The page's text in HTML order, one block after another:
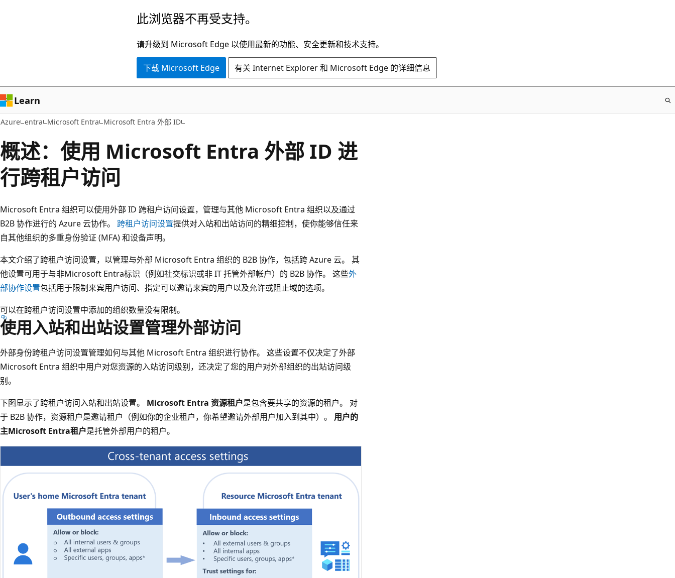
容
此浏览器不再受支持。
请升级到 Microsoft Edge 以使用最新的功能、安全更新和技术支持。
下载 Microsoft Edge 有关 Internet Explorer 和 Microsoft Edge 的详细信息
Learn
Azure entra Microsoft Entra Microsoft Entra 外部 ID
概述：使用 Microsoft Entra 外部 ID 进
行跨租户访问
Microsoft Entra 组织可以使用外部 ID 跨租户访问设置，管理与其他 Microsoft Entra 组织以及通过
B2B 协作进行的 Azure 云协作。 跨租户访问设置提供对入站和出站访问的精细控制，使你能够信任来
自其他组织的多重身份验证 (MFA) 和设备声明。
本文介绍了跨租户访问设置，以管理与外部 Microsoft Entra 组织的 B2B 协作，包括跨 Azure 云。 其
他设置可用于与非Microsoft Entra标识（例如社交标识或非 IT 托管外部帐户）的 B2B 协作。 这些外
部协作设置包括用于限制来宾用户访问、指定可以邀请来宾的用户以及允许或阻止域的选项。
可以在跨租户访问设置中添加的组织数量没有限制。
使用入站和出站设置管理外部访问
外部身份跨租户访问设置管理如何与其他 Microsoft Entra 组织进行协作。 这些设置不仅决定了外部
Microsoft Entra 组织中用户对您资源的入站访问级别，还决定了您的用户对外部组织的出站访问级
别。
下图显示了跨租户访问入站和出站设置。 Microsoft Entra 资源租户是包含要共享的资源的租户。 对
于 B2B 协作，资源租户是邀请租户（例如你的企业租户，你希望邀请外部用户加入到其中）。 用户的
主Microsoft Entra租户是托管外部用户的租户。